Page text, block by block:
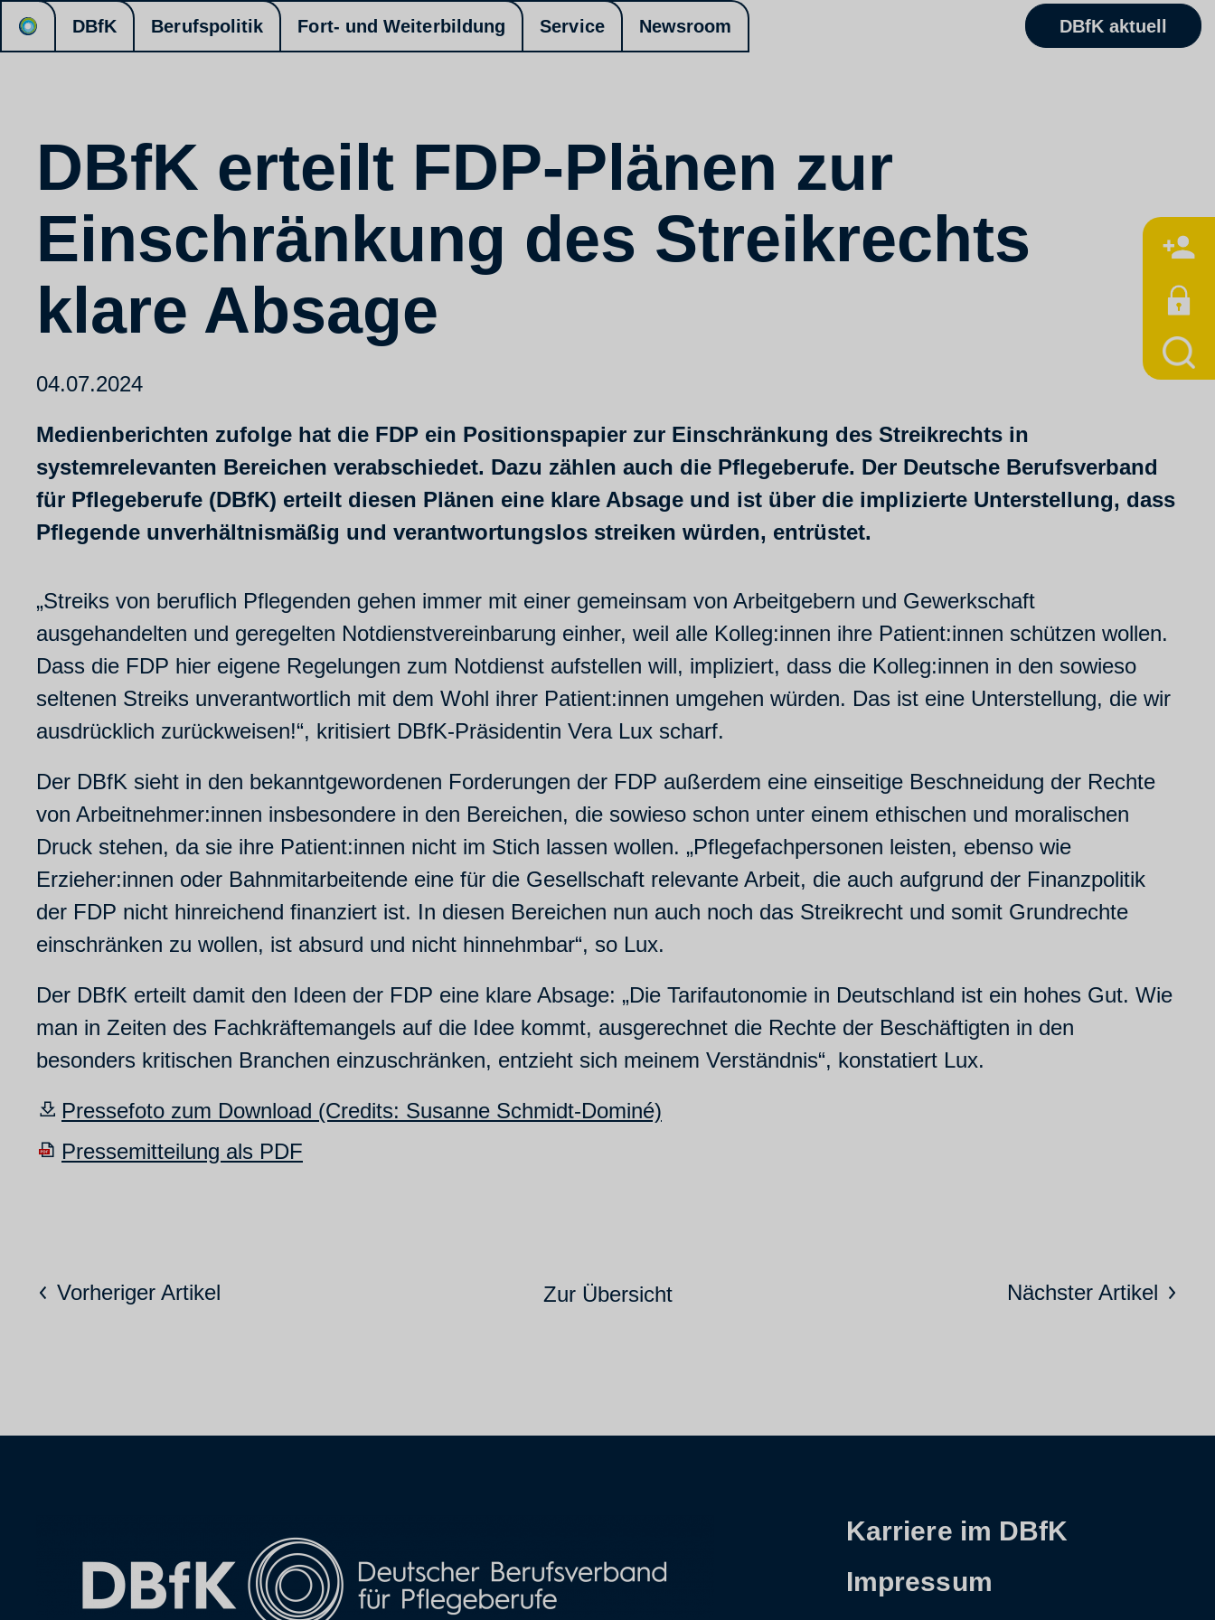
DBfK Berufspolitik Fort- und Weiterbildung Service Newsroom DBfK aktuell
DBfK erteilt FDP-Plänen zur
Einschränkung des Streikrechts
klare Absage
04.07.2024
Medienberichten zufolge hat die FDP ein Positionspapier zur Einschränkung des Streikrechts in
systemrelevanten Bereichen verabschiedet. Dazu zählen auch die Pflegeberufe. Der Deutsche Berufsverband
für Pflegeberufe (DBfK) erteilt diesen Plänen eine klare Absage und ist über die implizierte Unterstellung, dass
Pflegende unverhältnismäßig und verantwortungslos streiken würden, entrüstet.
„Streiks von beruflich Pflegenden gehen immer mit einer gemeinsam von Arbeitgebern und Gewerkschaft
ausgehandelten und geregelten Notdienstvereinbarung einher, weil alle Kolleg:innen ihre Patient:innen schützen wollen.
Dass die FDP hier eigene Regelungen zum Notdienst aufstellen will, impliziert, dass die Kolleg:innen in den sowieso
seltenen Streiks unverantwortlich mit dem Wohl ihrer Patient:innen umgehen würden. Das ist eine Unterstellung, die wir
ausdrücklich zurückweisen!“, kritisiert DBfK-Präsidentin Vera Lux scharf.
Der DBfK sieht in den bekanntgewordenen Forderungen der FDP außerdem eine einseitige Beschneidung der Rechte
von Arbeitnehmer:innen insbesondere in den Bereichen, die sowieso schon unter einem ethischen und moralischen
Druck stehen, da sie ihre Patient:innen nicht im Stich lassen wollen. „Pflegefachpersonen leisten, ebenso wie
Erzieher:innen oder Bahnmitarbeitende eine für die Gesellschaft relevante Arbeit, die auch aufgrund der Finanzpolitik
der FDP nicht hinreichend finanziert ist. In diesen Bereichen nun auch noch das Streikrecht und somit Grundrechte
einschränken zu wollen, ist absurd und nicht hinnehmbar“, so Lux.
Der DBfK erteilt damit den Ideen der FDP eine klare Absage: „Die Tarifautonomie in Deutschland ist ein hohes Gut. Wie
man in Zeiten des Fachkräftemangels auf die Idee kommt, ausgerechnet die Rechte der Beschäftigten in den
besonders kritischen Branchen einzuschränken, entzieht sich meinem Verständnis“, konstatiert Lux.
Pressefoto zum Download (Credits: Susanne Schmidt-Dominé)
Pressemitteilung als PDF
Vorheriger Artikel Zur Übersicht Nächster Artikel
Karriere im DBfK
Impressum